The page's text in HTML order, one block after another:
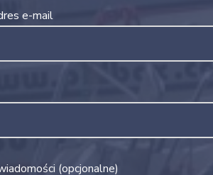
e-mail
(opcjonalne)